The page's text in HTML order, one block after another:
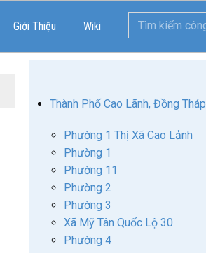
Giới Thiệu Wiki
Thành Phố Cao Lãnh, Đồng Tháp
Phường 1 Thị Xã Cao Lảnh
Phường 1
Phường 11
Phường 2
Phường 3
Xã Mỹ Tân Quốc Lộ 30
Phường 4